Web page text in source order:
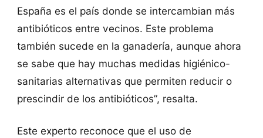
España es el país donde se intercambian más
antibióticos entre vecinos. Este problema
también sucede en la ganadería, aunque ahora
se sabe que hay muchas medidas higiénico-
sanitarias alternativas que permiten reducir o
prescindir de los antibióticos”, resalta.
Este experto reconoce que el uso de